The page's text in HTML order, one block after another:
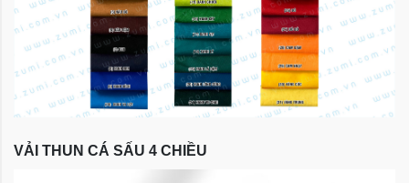
VẢI THUN CÁ SẤU 4 CHIỀU